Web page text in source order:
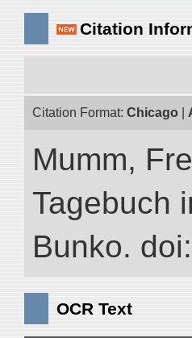
Citation
Citation Format: Chicago
Mumm,
Tagebuch
Bunko.
OCR Text